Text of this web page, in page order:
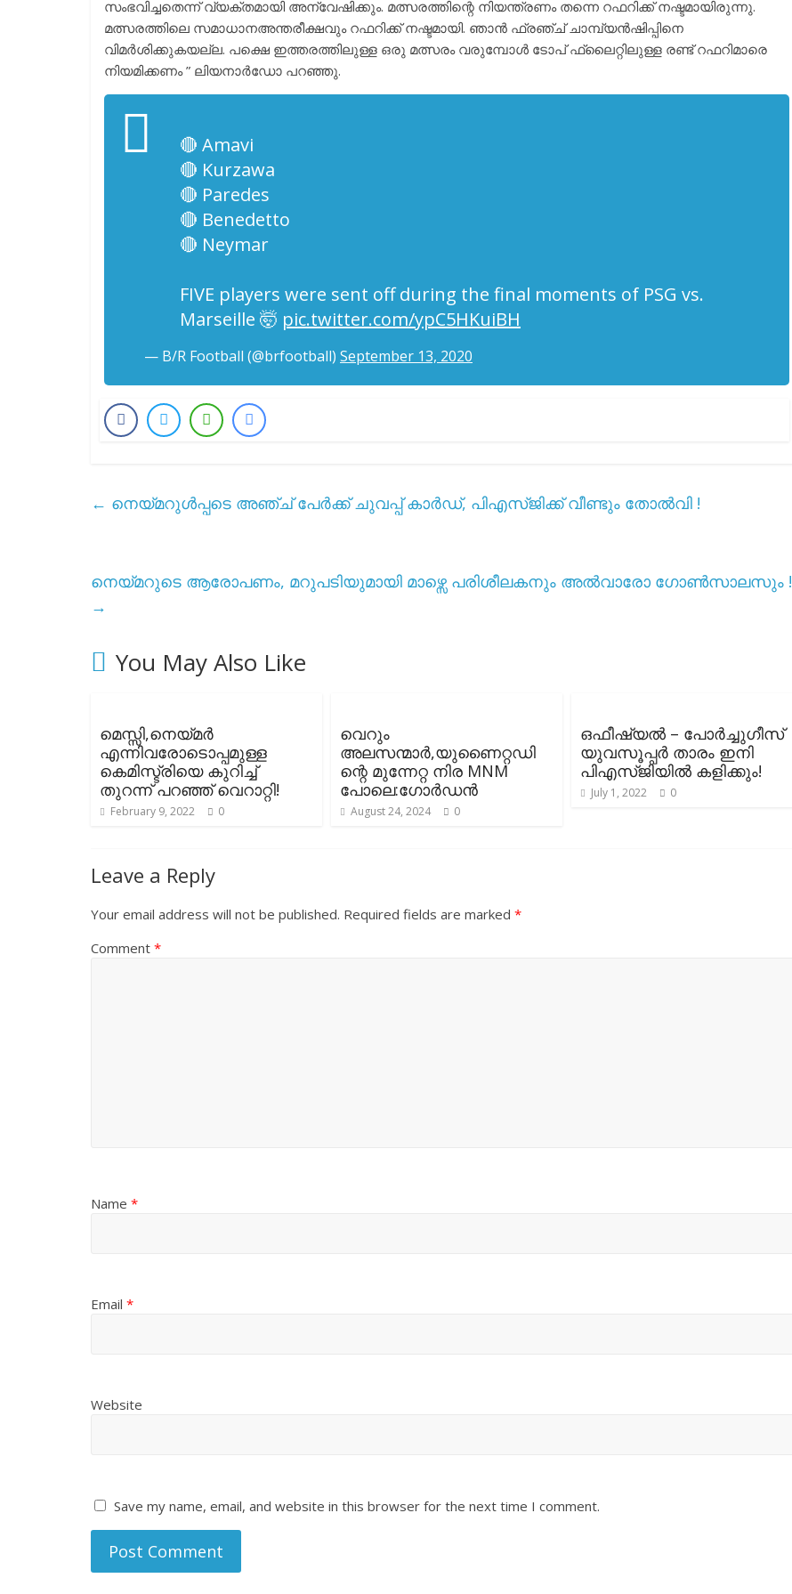
സംഭവിച്ചതെന്ന് വ്യക്തമായി അന്വേഷിക്കും. മത്സരത്തിന്റെ നിയന്ത്രണം തന്നെ റഫറിക്ക് നഷ്ടമായിരുന്നു.
മത്സരത്തിലെ സമാധാനഅന്തരീക്ഷവും റഫറിക്ക് നഷ്ടമായി. ഞാൻ ഫ്രഞ്ച് ചാമ്പ്യൻഷിപ്പിനെ
വിമർശിക്കുകയല്ല. പക്ഷെ ഇത്തരത്തിലുള്ള ഒരു മത്സരം വരുമ്പോൾ ടോപ് ഫ്ലൈറ്റിലുള്ള രണ്ട് റഫറിമാരെ
നിയമിക്കണം ” ലിയനാർഡോ പറഞ്ഞു.
🔴 Amavi
🔴 Kurzawa
🔴 Paredes
🔴 Benedetto
🔴 Neymar
FIVE players were sent off during the final moments of PSG vs.
Marseille 🤯 pic.twitter.com/ypC5HKuiBH
— B/R Football (@brfootball) September 13, 2020
← നെയ്മറുൾപ്പടെ അഞ്ച് പേർക്ക് ചുവപ്പ് കാർഡ്, പിഎസ്ജിക്ക് വീണ്ടും തോൽവി !
നെയ്മറുടെ ആരോപണം, മറുപടിയുമായി മാഴ്സെ പരിശീലകനും അൽവാരോ ഗോൺസാലസും !
→
You May Also Like
മെസ്സി,നെയ്മർ
എന്നിവരോടൊപ്പമുള്ള
കെമിസ്ട്രിയെ കുറിച്ച്
തുറന്ന് പറഞ്ഞ് വെറാറ്റി!
February 9, 2022 0
വെറും
അലസന്മാർ,യുണൈറ്റഡി
ന്റെ മുന്നേറ്റ നിര MNM
പോലെ:ഗോർഡൻ
August 24, 2024 0
ഒഫീഷ്യൽ – പോർച്ചുഗീസ്
യുവസൂപ്പർ താരം ഇനി
പിഎസ്ജിയിൽ കളിക്കും!
July 1, 2022 0
Leave a Reply
Your email address will not be published. Required fields are marked *
Comment *
Name *
Email *
Website
Save my name, email, and website in this browser for the next time I comment.